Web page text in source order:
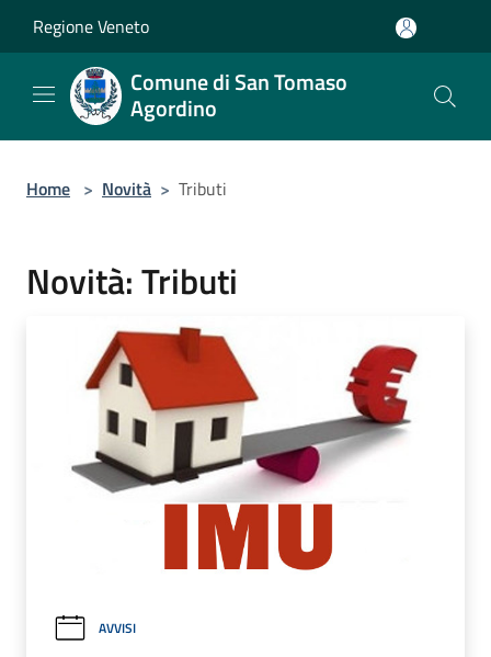
Regione Veneto
Comune di San Tomaso
Agordino
Home > Novità > Tributi
Novità: Tributi
AVVISI